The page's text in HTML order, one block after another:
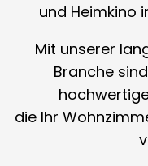
und Heimkino
Mit unserer
Branche
die Ihr